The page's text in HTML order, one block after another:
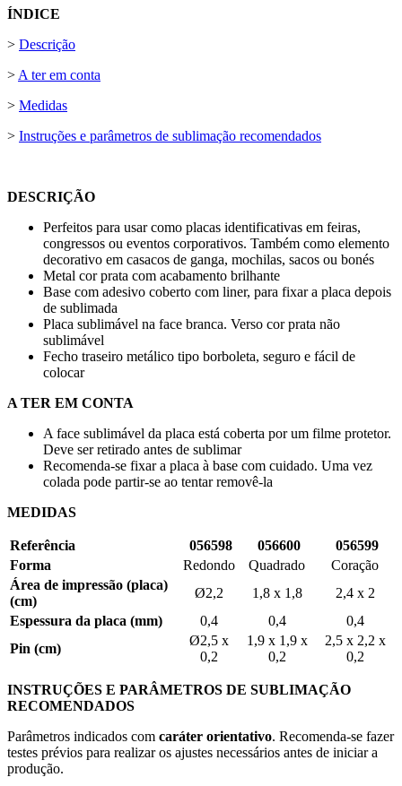
ÍNDICE
> Descrição
>A ter em conta
> Medidas
> Instruções e parâmetros de sublimação recomendados
DESCRIÇÃO
Perfeitos para usar como placas identificativas em feiras,
congressos ou eventos corporativos. Também como elemento
decorativo em casacos de ganga, mochilas, sacos ou bonés
Metal cor prata com acabamento brilhante
Base com adesivo coberto com liner, para fixar a placa depois
de sublimada
Placa sublimável na face branca. Verso cor prata não
sublimável
Fecho traseiro metálico tipo borboleta, seguro e fácil de
colocar
A TER EM CONTA
A face sublimável da placa está coberta por um filme protetor.
Deve ser retirado antes de sublimar
Recomenda-se fixar a placa à base com cuidado. Uma vez
colada pode partir-se ao tentar removê-la
MEDIDAS
Referência 056598 056600
056599
Forma
Redondo Quadrado
Coração
Área de impressão (placa)
(cm)
Ø2,2 1,8 x 1,8
2,4 x 2
Espessura da placa (mm)
0,4 0,4
0,4
Pin (cm)
Ø2,5 x
0,2
1,9 x 1,9 x
0,2
2,5 x 2,2 x
0,2
INSTRUÇÕES E PARÂMETROS DE SUBLIMAÇÃO
RECOMENDADOS
Parâmetros indicados com caráter orientativo. Recomenda-se fazer
testes prévios para realizar os ajustes necessários antes de iniciar a
produção.